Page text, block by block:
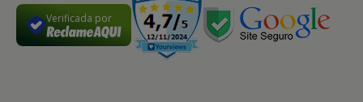
Verificada por